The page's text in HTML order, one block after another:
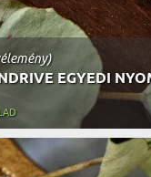
EGYEDI